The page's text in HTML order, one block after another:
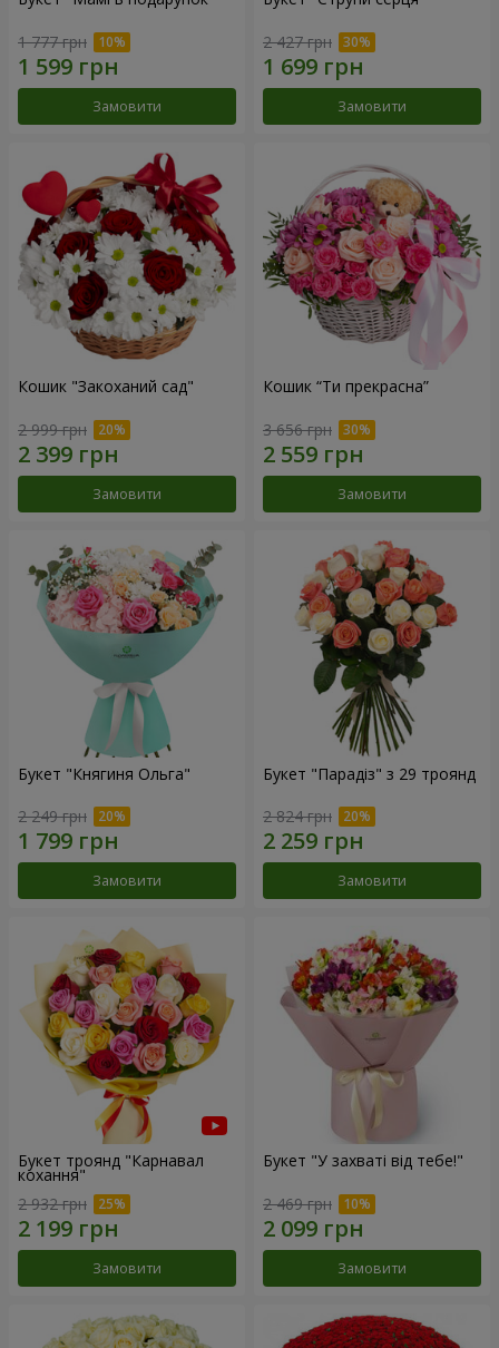
1 777 грн
Замовити
2 427 грн
Замовити
Кошик "Закоханий сад"
2 999 грн
Замовити
Кошик “Ти прекрасна”
3 656 грн
Замовити
Букет "Княгиня Ольга"
2 249 грн
Замовити
Букет "Парадіз" з 29 троянд
2 824 грн
Замовити
Букет троянд "Карнавал
кохання"
2 932 грн
Замовити
Букет "У захваті від тебе!"
2 469 грн
Замовити